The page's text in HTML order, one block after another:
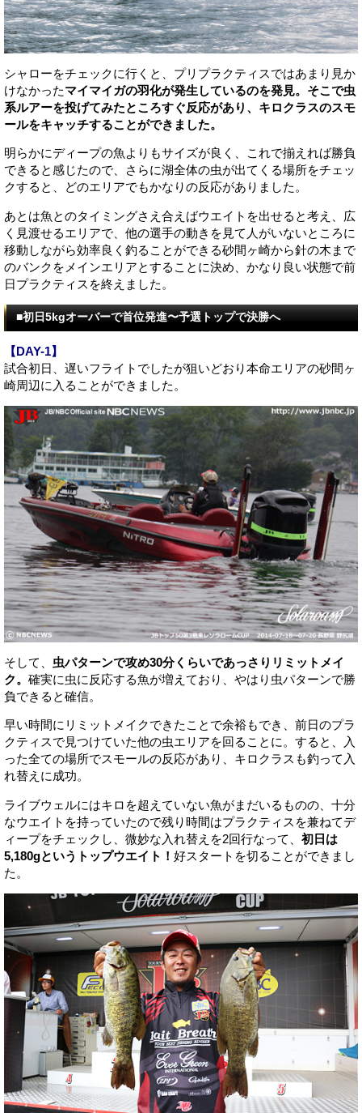
シャローをチェックに行くと、プリプラクティスではあまり見か
けなかったマイマイガの羽化が発生しているのを発見。そこで虫
系ルアーを投げてみたところすぐ反応があり、キロクラスのスモ
ールをキャッチすることができました。
明らかにディープの魚よりもサイズが良く、これで揃えれば勝負
できると感じたので、さらに湖全体の虫が出てくる場所をチェッ
クすると、どのエリアでもかなりの反応がありました。
あとは魚とのタイミングさえ合えばウエイトを出せると考え、広
く見渡せるエリアで、他の選手の動きを見て人がいないところに
移動しながら効率良く釣ることができる砂間ヶ崎から針の木まで
のバンクをメインエリアとすることに決め、かなり良い状態で前
日プラクティスを終えました。
■初日5kgオーバーで首位発進〜予選トップで決勝へ
【DAY-1】
試合初日、遅いフライトでしたが狙いどおり本命エリアの砂間ヶ
崎周辺に入ることができました。
そして、 虫パターンで攻め30分くらいであっさりリミットメイ
ク。 確実に虫に反応する魚が増えており、やはり虫パターンで勝
負できると確信。
早い時間にリミットメイクできたことで余裕もでき、前日のプラ
クティスで見つけていた他の虫エリアを回ることに。すると、入
った全ての場所でスモールの反応があり、キロクラスも釣って入
れ替えに成功。
ライブウェルにはキロを超えていない魚がまだいるものの、十分
なウエイトを持っていたので残り時間はプラクティスを兼ねてデ
ィープをチェックし、微妙な入れ替えを2回行なって、 初日は
5,180gというトップウエイト！ 好スタートを切ることができまし
た。